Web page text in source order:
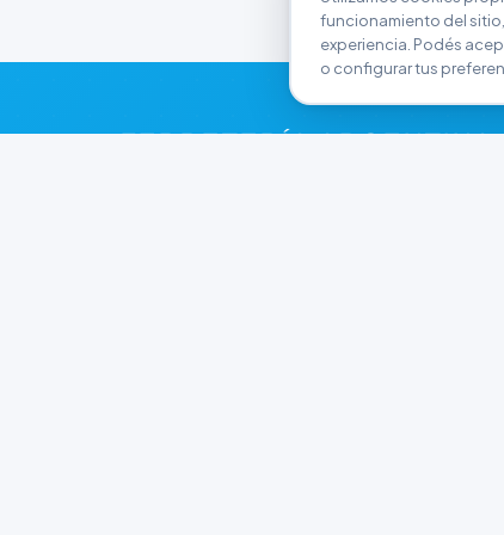
FERRETERÍA ARGENTINA
funcionamiento del
experiencia. Podés
o configurar tus